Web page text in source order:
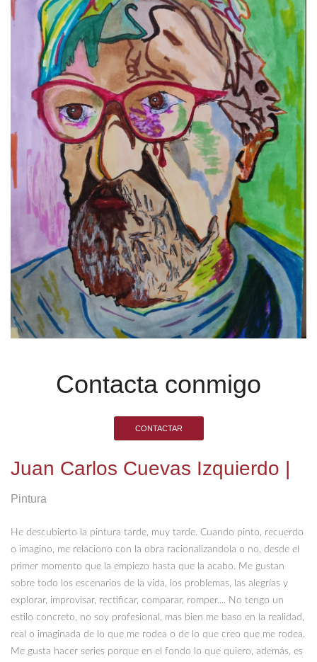
Contacta conmigo
CONTACTAR
Juan Carlos Cuevas Izquierdo |
Pintura
He descubierto la pintura tarde, muy tarde. Cuando pinto, recuerdo
o imagino, me relaciono con la obra racionalizandola o no, desde el
primer momento que la empiezo hasta que la acabo. Me gustan
sobre todo los escenarios de la vida, los problemas, las alegrías y
explorar, improvisar, rectificar, comparar, romper.... No tengo un
estilo concreto, no soy profesional, mas bien me baso en la realidad,
real o imaginada de lo que me rodea o de lo que creo que me rodea.
Me gusta hacer series porque en el fondo lo que quiero, además, es